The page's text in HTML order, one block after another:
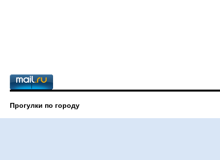
Прогулки по городу